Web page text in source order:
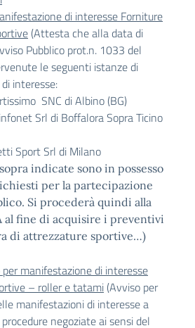
di interesse Forniture
(Attesta che alla data di
Pubblico prot.n. 1033 del
le seguenti istanze di
interesse:
SNC di Albino (BG)
Srl di Boffalora Sopra Ticino
Sport Srl di Milano
indicate sono in possesso
per la partecipazione
Si procederà quindi alla
al fine di acquisire i preventivi
di attrezzature sportive…)
manifestazione di interesse
– roller e tatami (Avviso per
manifestazioni di interesse a
negoziate ai sensi del